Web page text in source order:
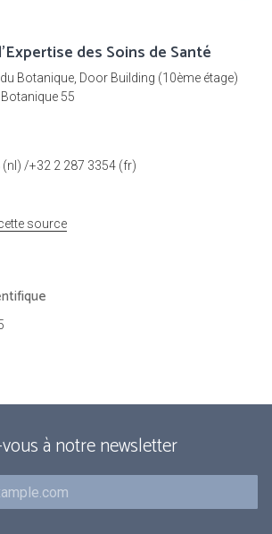
des Soins de Santé
Botanique, Door Building (10ème étage)
55
(nl) /+32 2 287 3354 (fr)
source
à notre newsletter